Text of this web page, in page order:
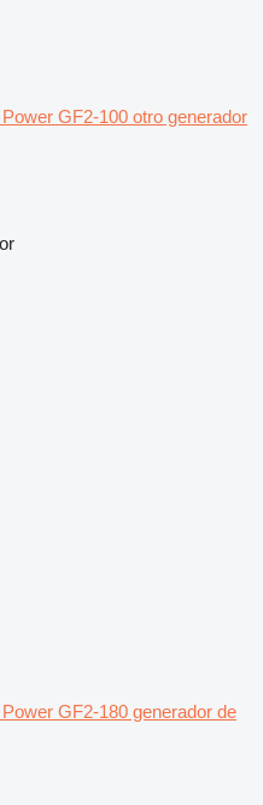
GF2-100 otro generador
GF2-180 generador de